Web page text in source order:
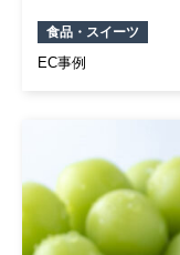
食品・スイーツ
EC事例